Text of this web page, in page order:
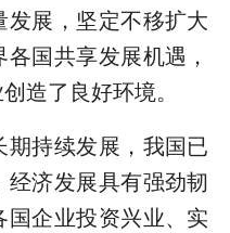
展，坚定不移扩大
国共享发展机遇，
造了良好环境。
持续发展，我国已
济发展具有强劲韧
企业投资兴业、实